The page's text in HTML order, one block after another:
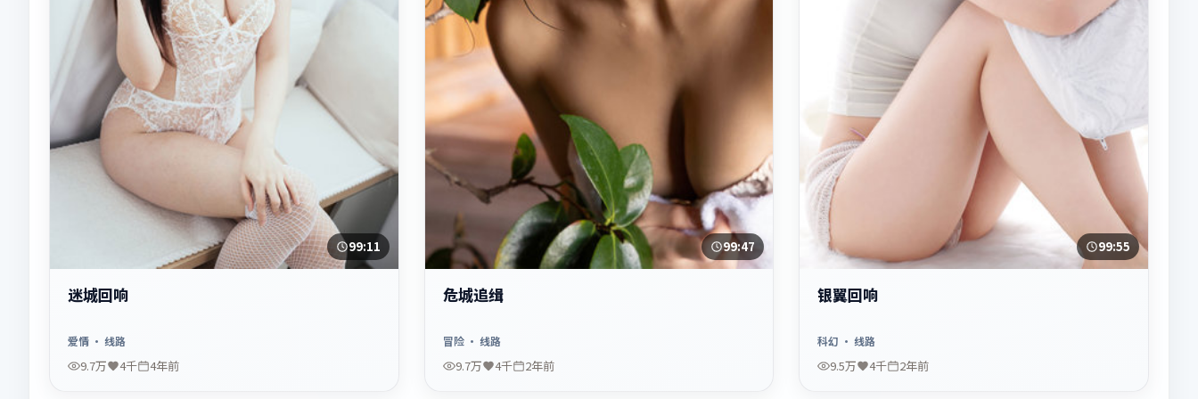
99:11
迷城回响
爱情· 线路
9.7万 4千 4年前
99:47
危城追缉
冒险· 线路
9.7万 4千 2年前
99:55
银翼回响
科幻 · 线路
9.5万 4千 2年前